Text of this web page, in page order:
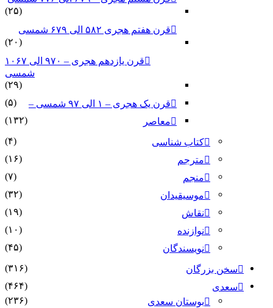
(۲۵)
قرن هفتم هجری ۵۸۲ الی ۶۷۹ شمسی
(۲۰)
قرن یازدهم هجری – ۹۷۰ الی ۱۰۶۷
شمسی
(۲۹)
قرن یک هجری – ۱ الی ۹۷ شمسی –
(۵)
معاصر
(۱۳۲)
کتاب شناسی
(۴)
مترجم
(۱۶)
منجم
(۷)
موسیقیدان
(۳۲)
نقاش
(۱۹)
نوازنده
(۱۰)
نویسندگان
(۴۵)
سخن بزرگان
(۳۱۶)
سعدی
(۴۶۴)
بوستان سعدی
(۲۳۶)